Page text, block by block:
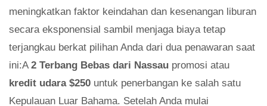
meningkatkan faktor keindahan dan kesenangan liburan
secara eksponensial sambil menjaga biaya tetap
terjangkau berkat pilihan Anda dari dua penawaran saat
ini:A 2 Terbang Bebas dari Nassau promosi atau
kredit udara $250 untuk penerbangan ke salah satu
Kepulauan Luar Bahama. Setelah Anda mulai